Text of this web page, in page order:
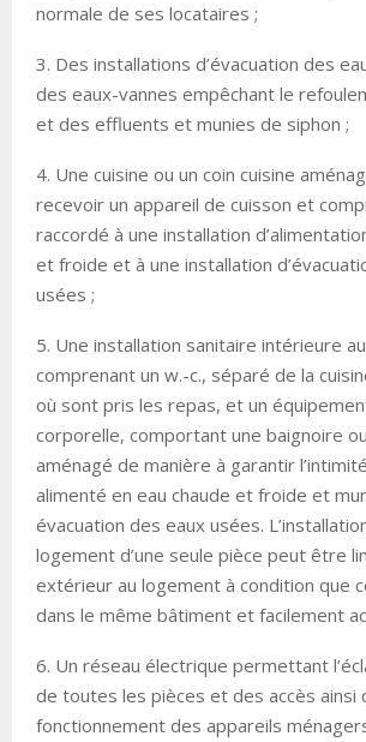
normale de ses locataires ;
3. Des installations d’évacuation des
des eaux-vannes empêchant le
et des effluents et munies de siphon ;
4. Une cuisine ou un coin cuisine
recevoir un appareil de cuisson et
raccordé à une installation
et froide et à une installation
usées ;
5. Une installation sanitaire intérieure
comprenant un w.-c., séparé de la
où sont pris les repas, et un
corporelle, comportant une baignoire
aménagé de manière à garantir
alimenté en eau chaude et froide et
évacuation des eaux usées.
logement d’une seule pièce peut être
extérieur au logement à condition que
dans le même bâtiment et facilement
6. Un réseau électrique permettant
de toutes les pièces et des accès ainsi
fonctionnement des appareils